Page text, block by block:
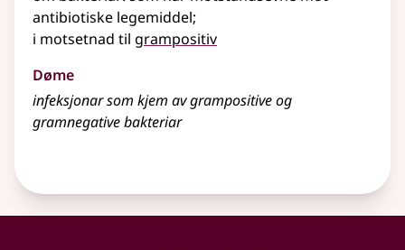
antibiotiske legemiddel;
i motsetnad til grampositiv
Døme
infeksjonar som kjem av grampositive og
gramnegative bakteriar